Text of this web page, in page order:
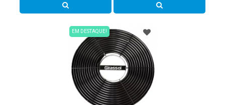
EM DESTAQUE!